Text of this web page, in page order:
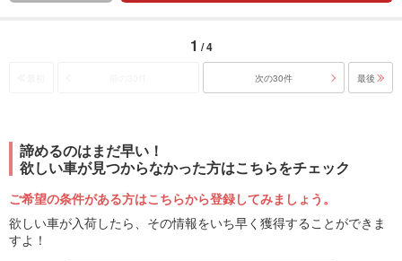
1 / 4
次の30件 最後
諦めるのはまだ早い！
欲しい車が見つからなかった方はこちらをチェック
ご希望の条件がある方はこちらから登録してみましょう。
欲しい車が入荷したら、その情報をいち早く獲得することができま
すよ！